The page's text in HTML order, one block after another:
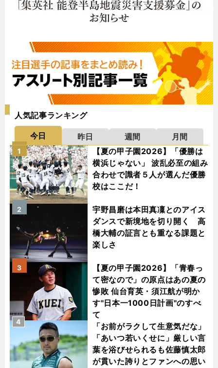
人気記事ランキング
今日 昨日 週間
月間
【夏の甲子園2026】「優勝は
横浜じゃない」 波乱必至の組み
合わせで識者５人が選んだ優勝
校はここだ！
1
宇野昌磨は本田真凜とのアイス
ダンスで新境地を切り開く 高
橋大輔の証言とも重なる課題と
楽しさ
2
【夏の甲子園2026】「青春っ
て密なので」の原点はあの夏の
惨敗 仙台育英・須江航が明か
す"日本一1000日計画"のすべ
て
3
「お前がラクして生意気だな」
「あいつ若いくせに」厳しい言
葉を浴びせられるも佐藤慎太郎
が貫いた誇りとファンへの思い
4